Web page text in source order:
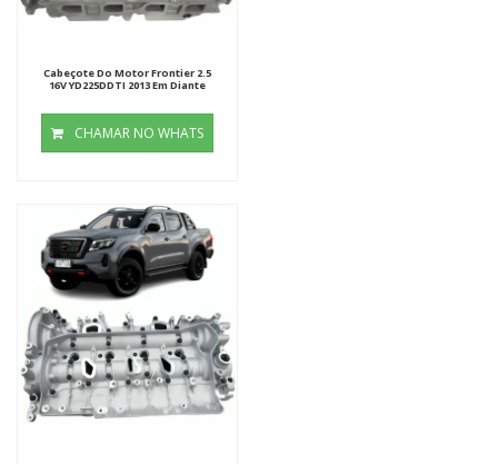
Cabeçote Do Motor Frontier 2.5
16V YD225DDTI 2013 Em Diante
CHAMAR NO WHATS